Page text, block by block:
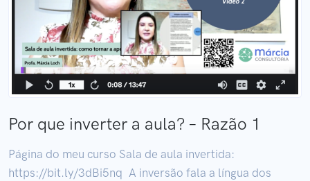
Por que inverter a aula? – Razão 1
Página do meu curso Sala de aula invertida:
https://bit.ly/3dBi5nq A inversão fala a língua dos